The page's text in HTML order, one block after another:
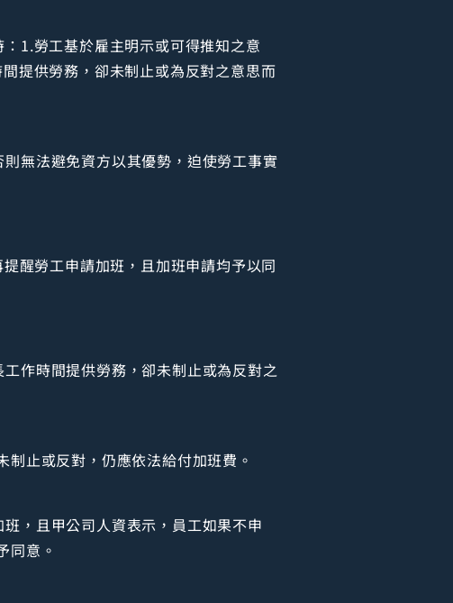
1.勞工基於雇主明示或可得推知之意
提供勞務，卻未制止或為反對之意思而
無法避免資方以其優勢，迫使勞工事實
醒勞工申請加班，且加班申請均予以同
作時間提供勞務，卻未制止或為反對之
制止或反對，仍應依法給付加班費。
，且甲公司人資表示，員工如果不申
同意。